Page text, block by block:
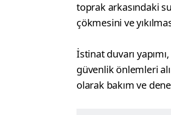
toprak arkasındaki
çökmesini ve
İstinat duvarı
güvenlik önlemleri
olarak bakım ve